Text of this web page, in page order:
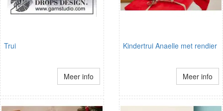
Trui
Meer info
Kindertrui Anaelle met rendier
Meer info